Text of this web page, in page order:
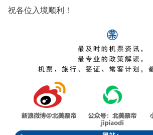
祝各位入境顺利！